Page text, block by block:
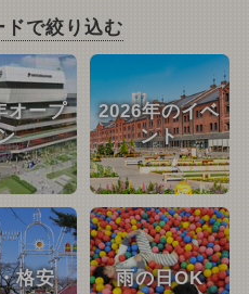
ドで絞り込む
オープ
2026年のイベ
ント
格安 雨の日OK